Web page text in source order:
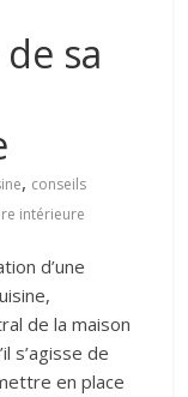
sa
, conseils
intérieure
d’une
de la maison
s’agisse de
en place